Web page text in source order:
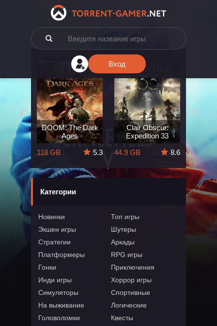
Вход
The
5.7
DOOM: The Dark
Ages
118 GB
5.3
Clair Obscur:
Expedition 33
44.9 GB
8.6
164 GB
Категории
Новинки
Топ игры
Экшен игры
Шутеры
Стратегии
Аркады
Платформеры
RPG игры
Гонки
Приключения
Инди игры
Хоррор игры
Симуляторы
Спортивные
На выживание
Логические
Головоломки
Квесты